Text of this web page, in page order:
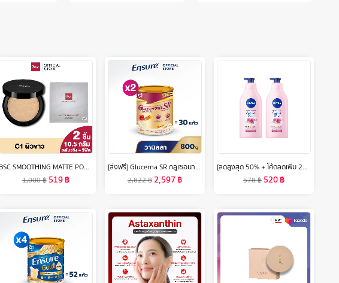
BSC SMOOTHING MATTE POWDER SPF 20 PA++ แพคคู่สุดคุ้ม (ตลับจริง 10.5 กรัม และตลับ รีฟิลแบบเติม 10.5 กรัม) แป้งที่ได้รับรางวัลการันตีจากนิตยสารชื่อดัง COSMO KISS BEAUTY AWARDS 2015 เครื่องสำอาง แป้ง พัฟ
1,000฿ 519฿
[ส่งฟรี] Glucerna SR กลูเซอนา เอสอาร์ กลิ่นวานิลลา 800g 2 กระป๋อง Glucerna SR Vanilla 800g x2 สำหรับผู้ป่วยเบาหวาน
2,822฿2,597฿
[ลดสูงสุด 50% + โค้ดลดเพิ่ม 20%]นีเวีย เรเดียนท์ โรส ไบรท์ โลชั่น 525 มล. 2 ชิ้น NIVEA
578฿ 520฿